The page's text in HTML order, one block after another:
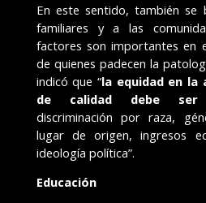
En este sentido, también se
familiares y a las
factores son importantes en
de quienes padecen la
indicó que “la equidad en la
de calidad debe ser
discriminación por raza,
lugar de origen, ingresos
ideología política”.
Educación